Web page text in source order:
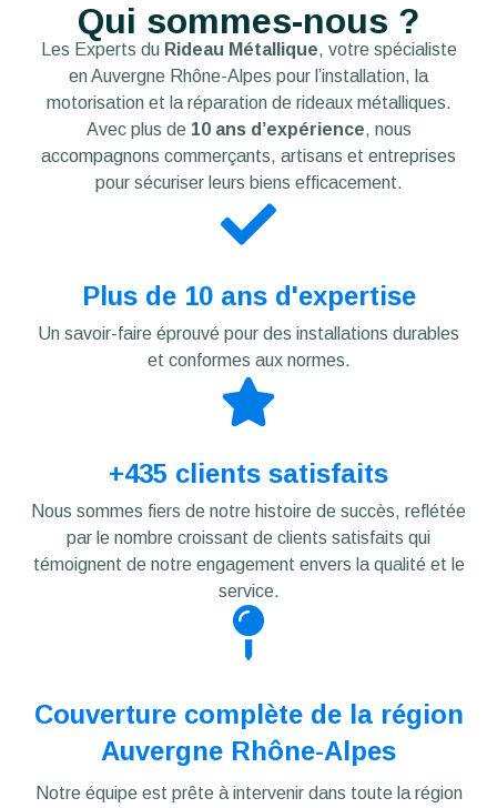
Qui sommes-nous ?
Les Experts du Rideau Métallique, votre spécialiste
en ‪Auvergne Rhône-Alpes pour l’installation, la
motorisation et la réparation de rideaux métalliques.
Avec plus de 10 ans d’expérience, nous
accompagnons commerçants, artisans et entreprises
pour sécuriser leurs biens efficacement.
Plus de 10 ans d'expertise
Un savoir-faire éprouvé pour des installations durables
et conformes aux normes.
+435 clients satisfaits
Nous sommes fiers de notre histoire de succès, reflétée
par le nombre croissant de clients satisfaits qui
témoignent de notre engagement envers la qualité et le
service.
Couverture complète de la région
Auvergne Rhône-Alpes
Notre équipe est prête à intervenir dans toute la région